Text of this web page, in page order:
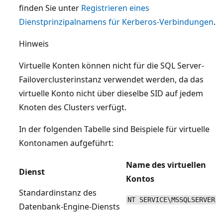
finden Sie unter Registrieren eines
Dienstprinzipalnamens für Kerberos-Verbindungen.
Hinweis
Virtuelle Konten können nicht für die SQL Server-
Failoverclusterinstanz verwendet werden, da das
virtuelle Konto nicht über dieselbe SID auf jedem
Knoten des Clusters verfügt.
In der folgenden Tabelle sind Beispiele für virtuelle
Kontonamen aufgeführt:
Dienst
Name des virtuellen
Kontos
Standardinstanz des
Datenbank-Engine-Diensts
NT SERVICE\MSSQLSERVER